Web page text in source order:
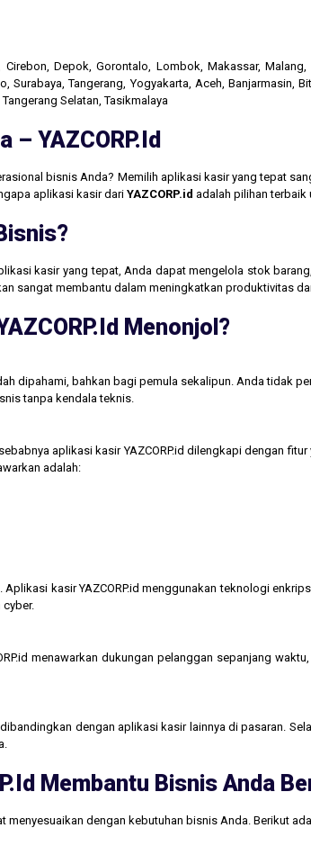
Depok, Gorontalo, Lombok, Makassar,
Tangerang, Yogyakarta, Aceh, Banjarmasin,
Selatan, Tasikmalaya
– YAZCORP.id
bisnis Anda? Memilih aplikasi kasir yang tepat
aplikasi kasir dariYAZCORP.id adalah pilihan
kasir yang tepat, Anda dapat mengelola stok
sangat membantu dalam meningkatkan produktivitas
Menonjol?
dipahami, bahkan bagi pemula sekalipun. Anda tidak
tanpa kendala teknis.
aplikasi kasir YAZCORP.id dilengkapi dengan
adalah:
kasir YAZCORP.id menggunakan teknologi
menawarkan dukungan pelanggan sepanjang
dengan aplikasi kasir lainnya di pasaran.
Membantu Bisnis Anda
menyesuaikan dengan kebutuhan bisnis Anda. Berikut